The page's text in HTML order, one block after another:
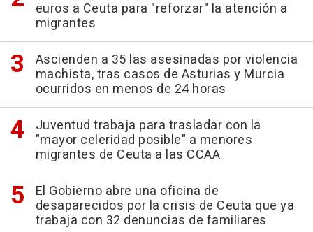
euros a Ceuta para "reforzar" la atención a
migrantes
Ascienden a 35 las asesinadas por violencia
machista, tras casos de Asturias y Murcia
ocurridos en menos de 24 horas
Juventud trabaja para trasladar con la
"mayor celeridad posible" a menores
migrantes de Ceuta a las CCAA
El Gobierno abre una oficina de
desaparecidos por la crisis de Ceuta que ya
trabaja con 32 denuncias de familiares